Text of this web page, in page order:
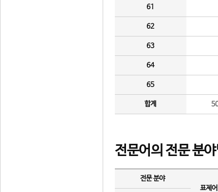
61
62
63
64
65
합계
전문어의 전문 분
전문 분야
표제